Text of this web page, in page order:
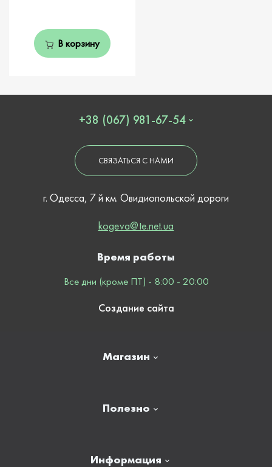
В корзину
+38 (067) 981-67-54
СВЯЗАТЬСЯ С НАМИ
г. Одесса, 7 й км. Овидиопольской дороги
kogeva@te.net.ua
Магазин
Полезно
Информация
Время работы
Все дни (кроме ПТ) - 8:00 - 20:00
Создание сайта